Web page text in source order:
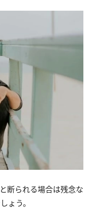
断られる場合は残念な
ょう。